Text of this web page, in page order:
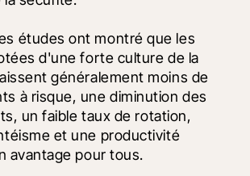
études ont montré que les
d'une forte culture de la
généralement moins de
à risque, une diminution des
un faible taux de rotation,
et une productivité
avantage pour tous.